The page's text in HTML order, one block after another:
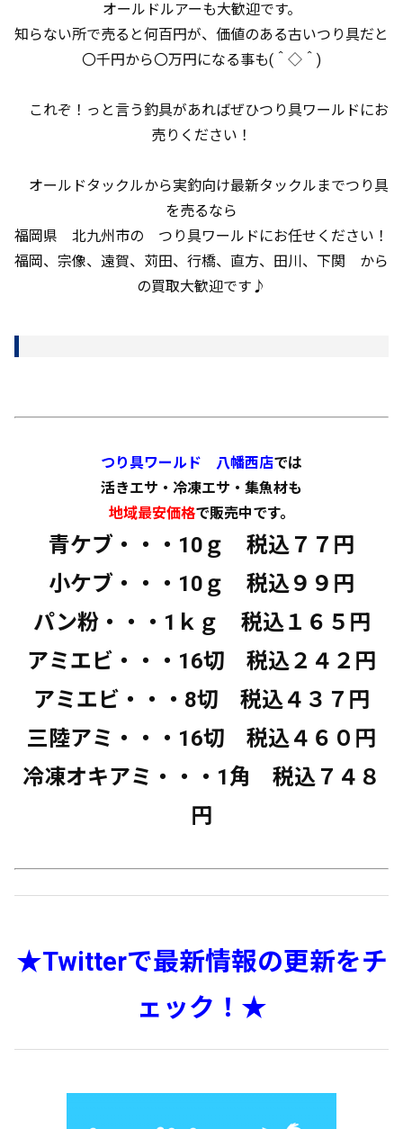
オールドルアーも大歓迎です。
知らない所で売ると何百円が、価値のある古いつり具だと
〇千円から〇万円になる事も(＾◇＾)
これぞ！っと言う釣具があればぜひつり具ワールドにお
売りください！
オールドタックルから実釣向け最新タックルまでつり具
を売るなら
福岡県 北九州市の つり具ワールドにお任せください！
福岡、宗像、遠賀、苅田、行橋、直方、田川、下関 から
の買取大歓迎です♪
つり具ワールド 八幡西店では
活きエサ・冷凍エサ・集魚材も
地域最安価格で販売中です。
青ケブ・・・10ｇ 税込７７円
小ケブ・・・10ｇ 税込９９円
パン粉・・・1ｋｇ 税込１６５円
アミエビ・・・16切 税込２４２円
アミエビ・・・8切 税込４３７円
三陸アミ・・・16切 税込４６０円
冷凍オキアミ・・・1角 税込７４８
円
★Twitterで最新情報の更新をチ
ェック！★